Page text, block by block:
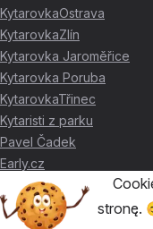
KytarovkaOstrava
KytarovkaZlín
Kytarovka Jaroměřice
Kytarovka Poruba
KytarovkaTřinec
Kytaristi z parku
Pavel Čadek
Early.cz
DZIĘKI ZA WSPARCIE ❤️
stronę.